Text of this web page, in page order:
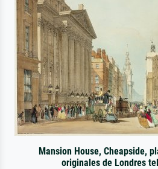
Mansion House, Cheapside,
originales de Londres